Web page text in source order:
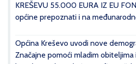
KREŠEVU 55.000 EURA IZ EU
općine prepoznati i na
Općina Kreševo uvodi nove
Značajne pomoći mladim